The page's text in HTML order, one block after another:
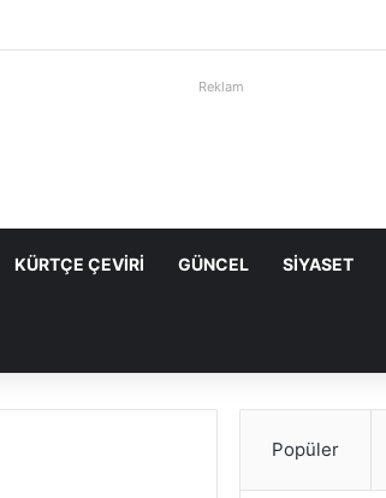
Reklam
KÜRTÇE ÇEVIRI GÜNCEL SIYASET
Popüler